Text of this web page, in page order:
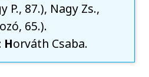
P., 87.), Nagy Zs.,
65.).
Horváth Csaba.